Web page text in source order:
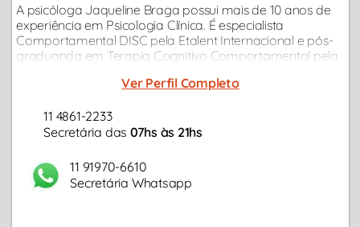
A psicóloga Jaqueline Braga possui mais de 10 anos de
experiência em Psicologia Clínica. É especialista
Comportamental DISC pela Etalent Internacional e pós-
graduanda em Terapia Cognitivo Comportamental pela
pós-graduação em Psicologia...
Ver Perfil Completo
11 4861-2233
Secretária das 07hs às 21hs
11 91970-6610
Secretária Whatsapp